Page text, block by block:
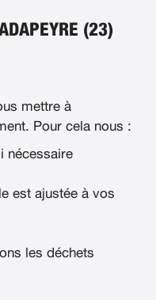
(23)
mettre à
Pour cela nous :
nécessaire
est ajustée à vos
les déchets